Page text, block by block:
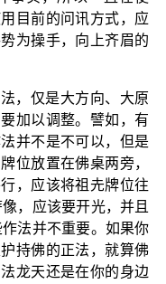
目前的问讯方式，应
为操手，向上齐眉的
，仅是大方向、大原
加以调整。譬如，有
并不是不可以，但是
位放置在佛桌两旁，
，应该将祖圥牌位往
，应该要开光，并且
法并不重要。如果你
持佛的正法，就算佛
龙天还是在你的身边